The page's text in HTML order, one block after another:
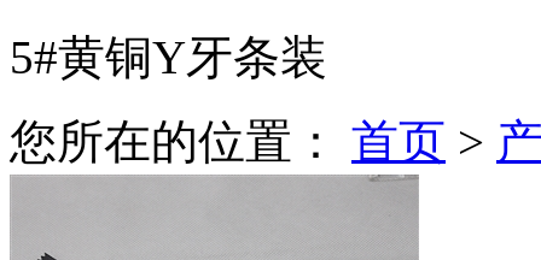
5#黄铜Y牙条装
您所在的位置： 首页 >